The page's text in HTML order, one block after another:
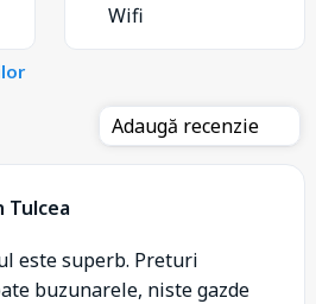
Wifi
Adaugă recenzie
Tulcea
este superb. Preturi
buzunarele, niste gazde